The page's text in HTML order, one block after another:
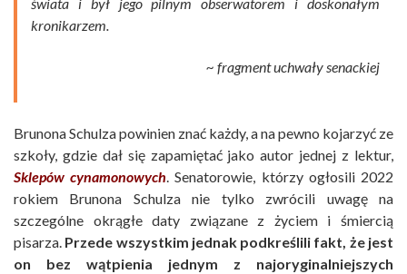
kronikarzem.
~ fragment uchwały senackiej
Brunona Schulza powinien znać każdy, a na pewno kojarzyć ze
szkoły, gdzie dał się zapamiętać jako autor jednej z lektur,
Sklepów cynamonowych. Senatorowie, którzy ogłosili 2022
rokiem Brunona Schulza nie tylko zwrócili uwagę na
szczególne okrągłe daty związane z życiem i śmiercią
pisarza. Przede wszystkim jednak podkreślili fakt, że jest
on bez wątpienia jednym z najoryginalniejszych